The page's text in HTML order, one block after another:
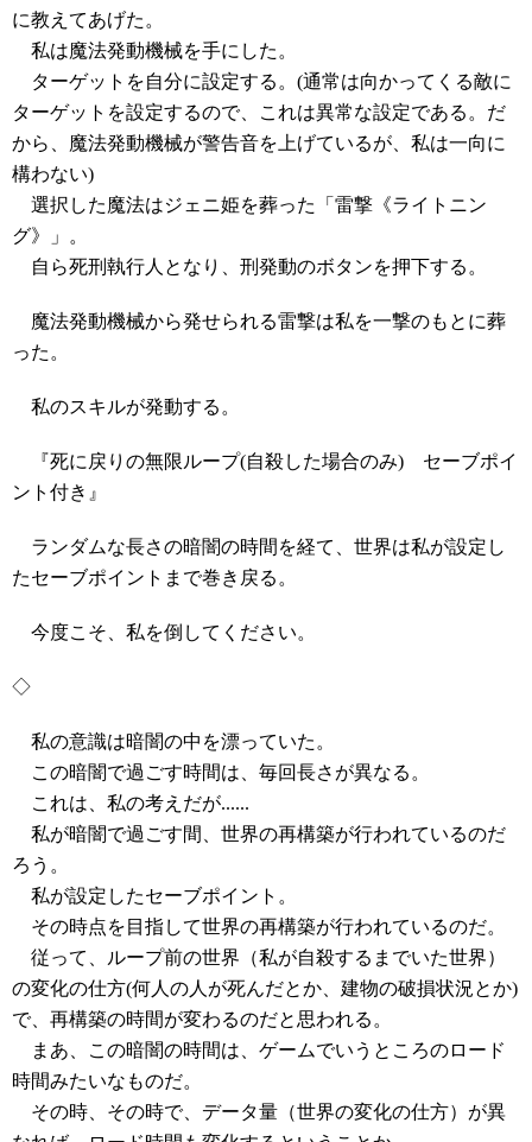
に教えてあげた。
私は魔法発動機械を手にした。
ターゲットを自分に設定する。(通常は向かってくる敵に
ターゲットを設定するので、これは異常な設定である。だ
から、魔法発動機械が警告音を上げているが、私は一向に
構わない)
選択した魔法はジェニ姫を葬った「雷撃《ライトニン
グ》」。
自ら死刑執行人となり、刑発動のボタンを押下する。
魔法発動機械から発せられる雷撃は私を一撃のもとに葬
った。
私のスキルが発動する。
『死に戻りの無限ループ(自殺した場合のみ) セーブポイ
ント付き』
ランダムな長さの暗闇の時間を経て、世界は私が設定し
たセーブポイントまで巻き戻る。
今度こそ、私を倒してください。
◇
私の意識は暗闇の中を漂っていた。
この暗闇で過ごす時間は、毎回長さが異なる。
これは、私の考えだが......
私が暗闇で過ごす間、世界の再構築が行われているのだ
ろう。
私が設定したセーブポイント。
その時点を目指して世界の再構築が行われているのだ。
従って、ループ前の世界（私が自殺するまでいた世界）
の変化の仕方(何人の人が死んだとか、建物の破損状況とか)
で、再構築の時間が変わるのだと思われる。
まあ、この暗闇の時間は、ゲームでいうところのロード
時間みたいなものだ。
その時、その時で、データ量（世界の変化の仕方）が異